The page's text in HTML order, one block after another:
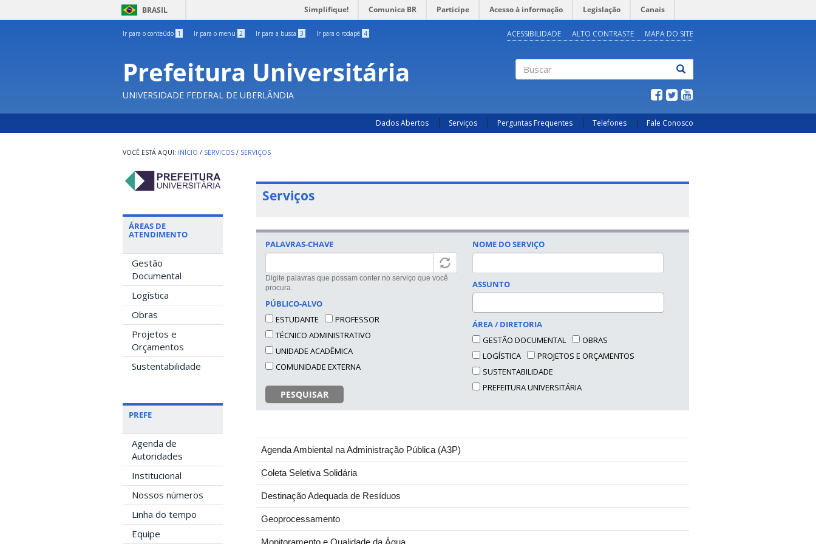
BRASIL Simplifique! Comunica BR Participe Acesso à informação Legislação Canais
Ir para o conteúdo 1 Ir para o menu 2 Ir para a busca 3 Ir para o rodapé 4 ACESSIBILIDADE ALTO CONTRASTE MAPA DO SITE
Prefeitura Universitária
UNIVERSIDADE FEDERAL DE UBERLÂNDIA
Dados Abertos Serviços Perguntas Frequentes Telefones Fale Conosco
INÍCIO / SERVICOS / SERVIÇOS
ÁREAS DE
ATENDIMENTO
Gestão
Documental
Logística
Obras
Projetos e
Orçamentos
Sustentabilidade
PREFE
Agenda de
Autoridades
Institucional
Nossos números
Linha do tempo
Equipe
Serviços
PALAVRAS-CHAVE
Digite palavras que possam conter no serviço que você
procura.
PÚBLICO-ALVO
ESTUDANTE
PROFESSOR
TÉCNICO ADMINISTRATIVO
UNIDADE ACADÊMICA
COMUNIDADE EXTERNA
PESQUISAR
NOME DO SERVIÇO
ASSUNTO
ÁREA / DIRETORIA
GESTÃO DOCUMENTAL
OBRAS
LOGÍSTICA
PROJETOS E ORÇAMENTOS
SUSTENTABILIDADE
PREFEITURA UNIVERSITÁRIA
Agenda Ambiental na Administração Pública (A3P)
Coleta Seletiva Solidária
Destinação Adequada de Resíduos
Geoprocessamento
Monitoramento e Qualidade da Água